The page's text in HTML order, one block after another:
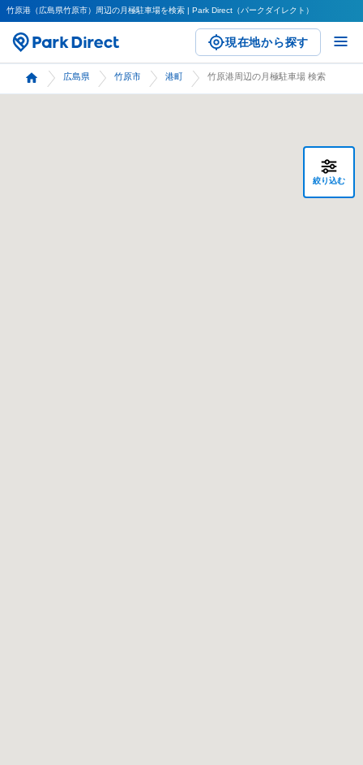
竹原港（広島県竹原市）周辺の月極駐車場を検索 | Park Direct（パークダイレクト）
現在地から探す
広島県 竹原市 港町 竹原港周辺の月極駐車場 検索
絞り込む